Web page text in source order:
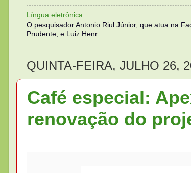
Língua eletrônica
O pesquisador Antonio Riul Júnior, que atua na
Prudente, e Luiz Henr...
QUINTA-FEIRA, JULHO 26,
Café especial:
renovação do